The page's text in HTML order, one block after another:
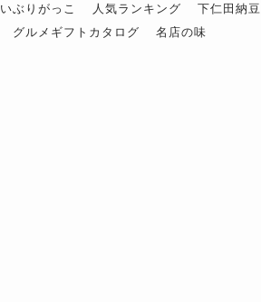
いぶりがっこ 人気ランキング
下仁田納豆
グルメギフトカタログ 名店の味